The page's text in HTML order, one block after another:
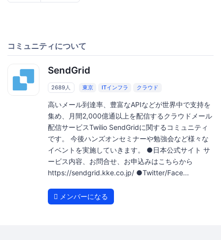
コミュニティについて
SendGrid
2689人 東京 ITインフラ クラウド
高いメール到達率、豊富なAPIなどが世界中で支持を
集め、月間2,000億通以上を配信するクラウドメール
配信サービスTwilio SendGridに関するコミュニティ
です。 今後ハンズオンセミナーや勉強会など様々な
イベントを実施していきます。 ●日本公式サイト サ
ービス内容、お問合せ、お申込みはこちらから
https://sendgrid.kke.co.jp/ ●Twitter/Face...
メンバーになる